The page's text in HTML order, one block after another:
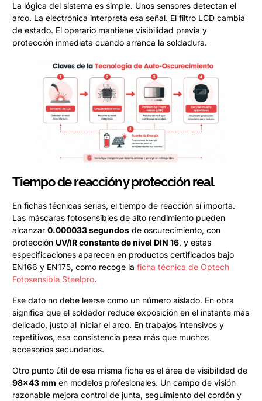
La lógica del sistema es simple. Unos sensores detectan el
arco. La electrónica interpreta esa señal. El filtro LCD cambia
de estado. El operario mantiene visibilidad previa y
protección inmediata cuando arranca la soldadura.
Tiempo de reacción y protección real
En fichas técnicas serias, el tiempo de reacción sí importa.
Las máscaras fotosensibles de alto rendimiento pueden
alcanzar 0.000033 segundos de oscurecimiento, con
protección UV/IR constante de nivel DIN 16, y estas
especificaciones aparecen en productos certificados bajo
EN166 y EN175, como recoge la ficha técnica de Optech
Fotosensible Steelpro.
Ese dato no debe leerse como un número aislado. En obra
significa que el soldador reduce exposición en el instante más
delicado, justo al iniciar el arco. En trabajos intensivos y
repetitivos, esa consistencia pesa más que muchos
accesorios secundarios.
Otro punto útil de esa misma ficha es el área de visibilidad de
98×43 mm en modelos profesionales. Un campo de visión
razonable mejora control de junta, seguimiento del cordón y